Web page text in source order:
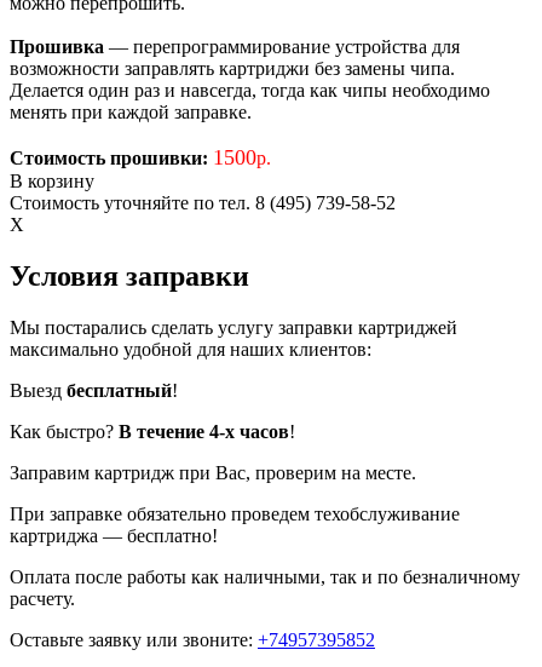
Прошивка — перепрограммирование устройства для
возможности заправлять картриджи без замены чипа.
Делается один раз и навсегда, тогда как чипы необходимо
менять при каждой заправке.
Стоимость прошивки: 1500р.
В корзину
Стоимость уточняйте по тел. 8 (495) 739-58-52
X
Условия заправки
Мы постарались сделать услугу заправки картриджей
максимально удобной для наших клиентов:
Выезд бесплатный!
Как быстро? В течение 4-х часов!
Заправим картридж при Вас, проверим на месте.
При заправке обязательно проведем техобслуживание
картриджа — бесплатно!
Оплата после работы как наличными, так и по безналичному
расчету.
Оставьте заявку или звоните: +74957395852